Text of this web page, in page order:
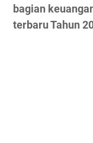
bagian
terbaru Tahun